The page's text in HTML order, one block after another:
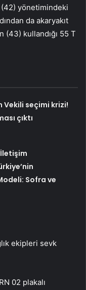
(42) yönetimindeki
da akaryakıt
(43) kullandığı 55 T
Vekili seçimi krizi!
çıktı
İletişim
Sofra ve
ekipleri sevk
02 plakalı